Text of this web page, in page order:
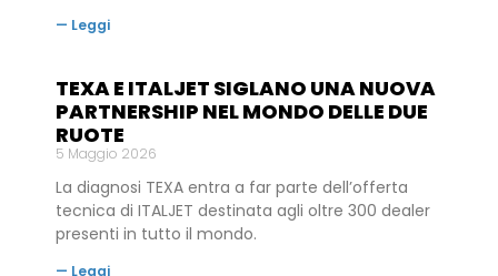
— Leggi
TEXA E ITALJET SIGLANO UNA NUOVA
PARTNERSHIP NEL MONDO DELLE DUE
RUOTE
5 Maggio 2026
La diagnosi TEXA entra a far parte dell’offerta
tecnica di ITALJET destinata agli oltre 300 dealer
presenti in tutto il mondo.
— Leggi